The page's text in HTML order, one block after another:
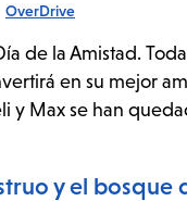
OverDrive
de la Amistad.
en su mejor
y Max se han
y el bosque